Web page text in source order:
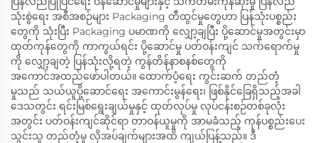
သုံးစွဲရေး အစီအစဉ်များ Packaging တီထွင်မှုတွေဟာ ပြန်သုံးပစ္စည်း
တွေကို သုံးပြီး Packaging ပမာဏကို လျှော့ချပြီး ပို့ဆောင်မှုအတွင်းမှာ
ထုတ်ကုန်တွေကို ကာကွယ်ရင်း ပို့ဆောင်မှု ပတ်ဝန်းကျင် သက်ရောက်မှု
ကို လျှော့ချတဲ့ ပြန်သုံးလို့ရတဲ့ ကွန်တိန်နာစနစ်တွေကို
အကောင်အထည်ဖော်ပါတယ်။ ထောက်ပံ့ရေး ကွင်းဆက် တည်တံ့
မှုသည် သယ်ယူပို့ဆောင်ရေး အကောင်းမွန်ရေး၊ ဖြစ်နိုင်ခြေရှိသည့်အခါ
ဒေသတွင်း ရင်းမြစ်ရွေးချယ်မှုနှင့် ထုတ်လုပ်မှု လုပ်ငန်းစဉ်တစ်ခုလုံး
အတွင်း ပတ်ဝန်းကျင်ဆိုင်ရာ တာဝန်ယူမှုကို အာမခံသည့် ကုန်ပစ္စည်းပေး
သွင်းသူ တည်တံ့မှု လိုအပ်ချက်များအထိ ကျယ်ပြန့်သည်။ ဒီ